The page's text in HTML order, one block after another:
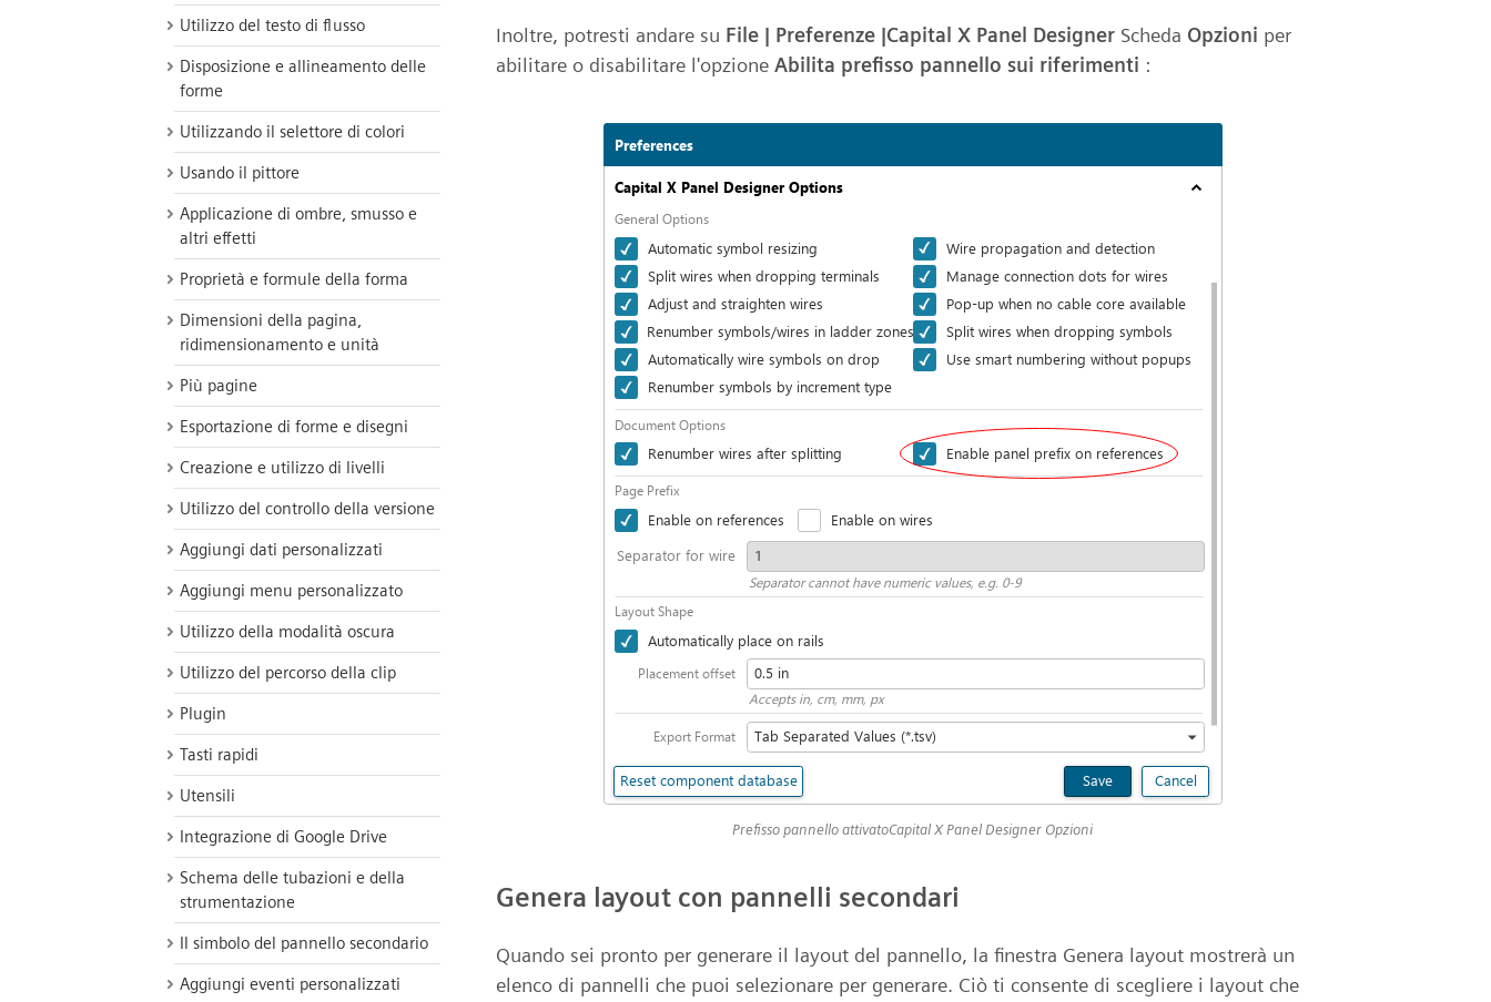
Utilizzo del testo di flusso
Disposizione e allineamento delle
forme
Utilizzando il selettore di colori
Usando il pittore
Applicazione di ombre, smusso e
altri effetti
Proprietà e formule della forma
Dimensioni della pagina,
ridimensionamento e unità
Più pagine
Esportazione di forme e disegni
Creazione e utilizzo di livelli
Utilizzo del controllo della versione
Aggiungi dati personalizzati
Aggiungi menu personalizzato
Utilizzo della modalità oscura
Utilizzo del percorso della clip
Plugin
Tasti rapidi
Utensili
Integrazione di Google Drive
Schema delle tubazioni e della
strumentazione
Il simbolo del pannello secondario
Aggiungi eventi personalizzati
Inoltre, potresti andare su File | Preferenze |Capital X Panel Designer Scheda Opzioni per
abilitare o disabilitare l'opzione Abilita prefisso pannello sui riferimenti :
Prefisso pannello attivatoCapital X Panel Designer Opzioni
Genera layout con pannelli secondari
Quando sei pronto per generare il layout del pannello, la finestra Genera layout mostrerà un
elenco di pannelli che puoi selezionare per generare. Ciò ti consente di scegliere i layout che